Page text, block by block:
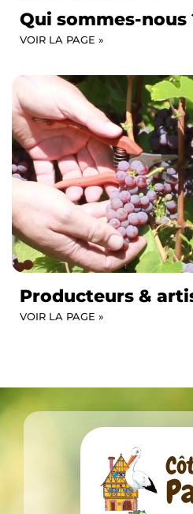
Qui sommes-nous
VOIR LA PAGE »
Producteurs &
VOIR LA PAGE »